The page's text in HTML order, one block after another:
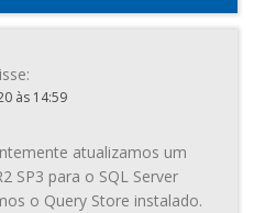
às 14:59
atualizamos um
SP3 para o SQL Server
o Query Store instalado.